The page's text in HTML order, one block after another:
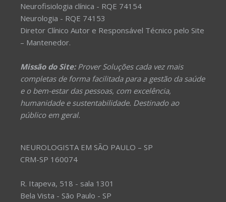
Neurofisiologia clínica - RQE 74154
Neurologia - RQE 74153
Diretor Clínico Autor e Responsável Técnico pelo Site
– Mantenedor.
Missão do Site:Prover Soluções cada vez mais
completas de forma facilitada para a gestão da saúde
e o bem-estar das pessoas, com excelência,
humanidade e sustentabilidade. Destinado ao
público em geral.
NEUROLOGISTA EM SÃO PAULO – SP
CRM-SP 160074
R. Itapeva, 518 - sala 1301
Bela Vista - São Paulo - SP